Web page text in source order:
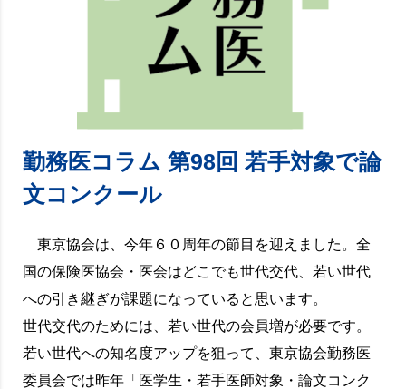
勤務医コラム 第98回 若手対象で論
文コンクール
東京協会は、今年６０周年の節目を迎えました。全
国の保険医協会・医会はどこでも世代交代、若い世代
への引き継ぎが課題になっていると思います。
世代交代のためには、若い世代の会員増が必要です。
若い世代への知名度アップを狙って、東京協会勤務医
委員会では昨年「医学生・若手医師対象・論文コンク